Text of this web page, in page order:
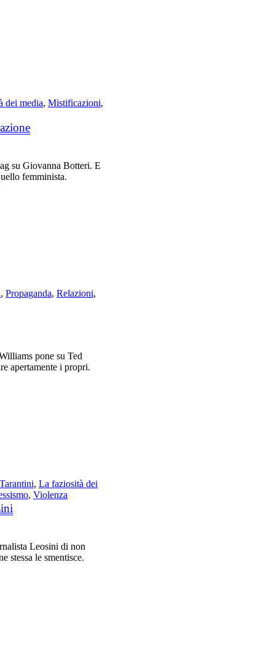
dei media,Mistificazioni,
su Giovanna Botteri. E
femminista.
,Propaganda,Relazioni,
pone su Ted
apertamente i propri.
,La faziosità dei
,Violenza
Leosini di non
stessa le smentisce.